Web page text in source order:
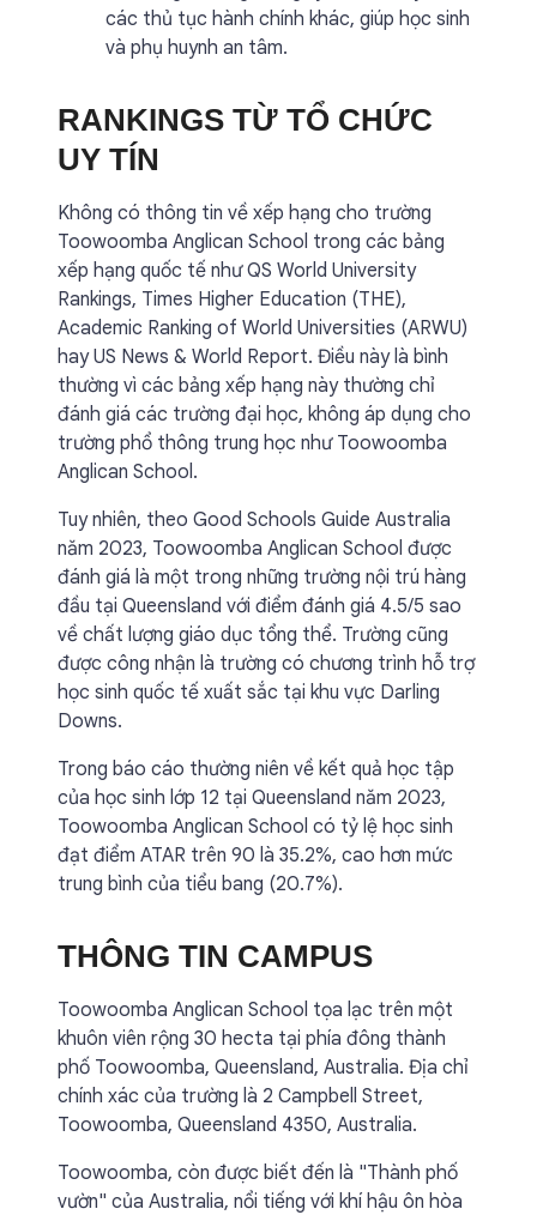
các thủ tục hành chính khác, giúp học sinh
và phụ huynh an tâm.
RANKINGS TỪ TỔ CHỨC
UY TÍN
Không có thông tin về xếp hạng cho trường
Toowoomba Anglican School trong các bảng
xếp hạng quốc tế như QS World University
Rankings, Times Higher Education (THE),
Academic Ranking of World Universities (ARWU)
hay US News & World Report. Điều này là bình
thường vì các bảng xếp hạng này thường chỉ
đánh giá các trường đại học, không áp dụng cho
trường phổ thông trung học như Toowoomba
Anglican School.
Tuy nhiên, theo Good Schools Guide Australia
năm 2023, Toowoomba Anglican School được
đánh giá là một trong những trường nội trú hàng
đầu tại Queensland với điểm đánh giá 4.5/5 sao
về chất lượng giáo dục tổng thể. Trường cũng
được công nhận là trường có chương trình hỗ trợ
học sinh quốc tế xuất sắc tại khu vực Darling
Downs.
Trong báo cáo thường niên về kết quả học tập
của học sinh lớp 12 tại Queensland năm 2023,
Toowoomba Anglican School có tỷ lệ học sinh
đạt điểm ATAR trên 90 là 35.2%, cao hơn mức
trung bình của tiểu bang (20.7%).
THÔNG TIN CAMPUS
Toowoomba Anglican School tọa lạc trên một
khuôn viên rộng 30 hecta tại phía đông thành
phố Toowoomba, Queensland, Australia. Địa chỉ
chính xác của trường là 2 Campbell Street,
Toowoomba, Queensland 4350, Australia.
Toowoomba, còn được biết đến là "Thành phố
vườn" của Australia, nổi tiếng với khí hậu ôn hòa